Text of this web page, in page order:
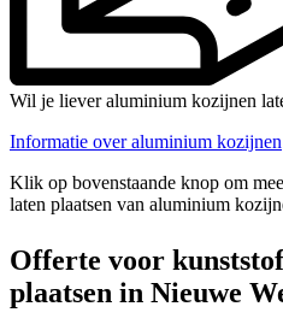
Wil je liever aluminium kozijnen
Informatie over aluminium kozijnen
Klik op bovenstaande knop om
laten plaatsen van aluminium
Offerte voor
plaatsen in Nieuwe